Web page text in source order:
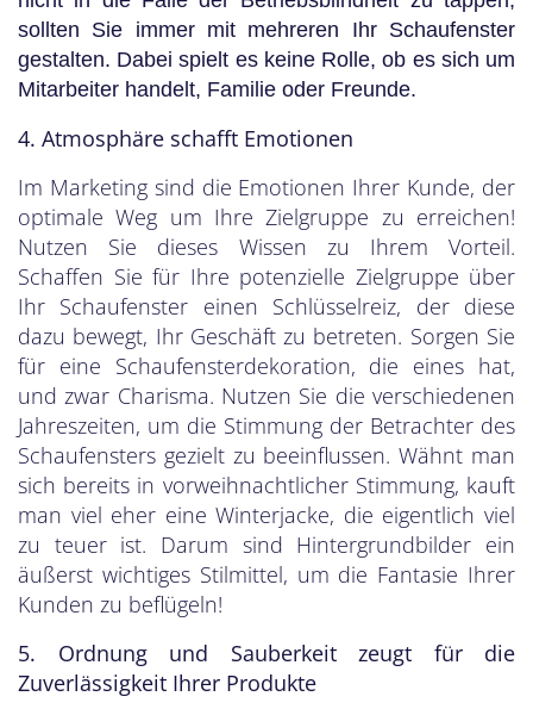
sollten Sie immer mit mehreren Ihr Schaufenster
gestalten. Dabei spielt es keine Rolle, ob es sich um
Mitarbeiter handelt, Familie oder Freunde.
4. Atmosphäre schafft Emotionen
Im Marketing sind die Emotionen Ihrer Kunde, der
optimale Weg um Ihre Zielgruppe zu erreichen!
Nutzen Sie dieses Wissen zu Ihrem Vorteil.
Schaffen Sie für Ihre potenzielle Zielgruppe über
Ihr Schaufenster einen Schlüsselreiz, der diese
dazu bewegt, Ihr Geschäft zu betreten. Sorgen Sie
für eine Schaufensterdekoration, die eines hat,
und zwar Charisma. Nutzen Sie die verschiedenen
Jahreszeiten, um die Stimmung der Betrachter des
Schaufensters gezielt zu beeinflussen. Wähnt man
sich bereits in vorweihnachtlicher Stimmung, kauft
man viel eher eine Winterjacke, die eigentlich viel
zu teuer ist. Darum sind Hintergrundbilder ein
äußerst wichtiges Stilmittel, um die Fantasie Ihrer
Kunden zu beflügeln!
5. Ordnung und Sauberkeit zeugt für die
Zuverlässigkeit Ihrer Produkte